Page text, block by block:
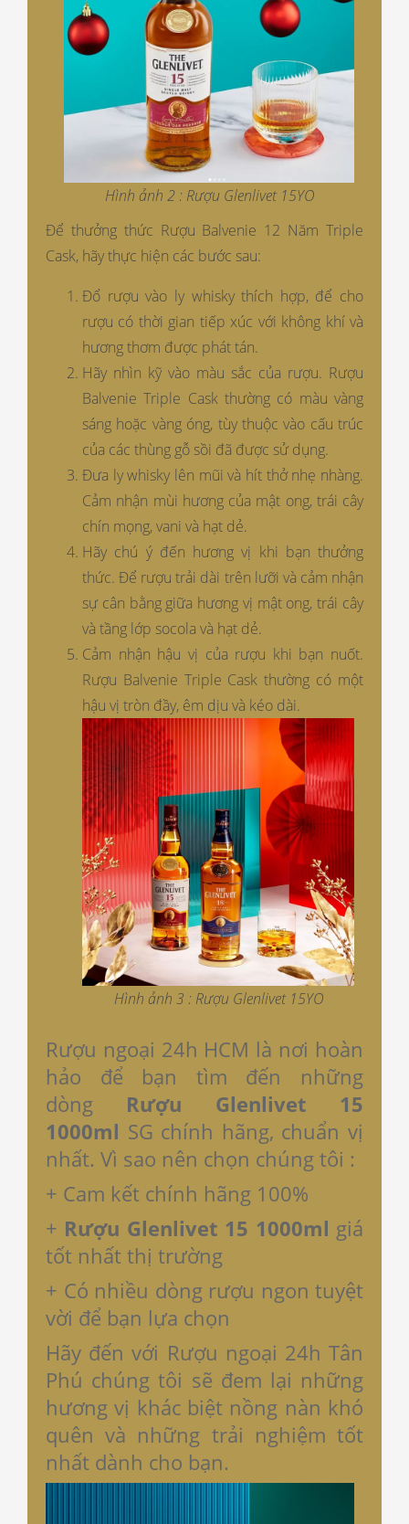
Hình ảnh 2 : Rượu Glenlivet 15YO
Để thưởng thức Rượu Balvenie 12 Năm Triple
Cask, hãy thực hiện các bước sau:
Đổ rượu vào ly whisky thích hợp, để cho
rượu có thời gian tiếp xúc với không khí và
hương thơm được phát tán.
Hãy nhìn kỹ vào màu sắc của rượu. Rượu
Balvenie Triple Cask thường có màu vàng
sáng hoặc vàng óng, tùy thuộc vào cấu trúc
của các thùng gỗ sồi đã được sử dụng.
Đưa ly whisky lên mũi và hít thở nhẹ nhàng.
Cảm nhận mùi hương của mật ong, trái cây
chín mọng, vani và hạt dẻ.
Hãy chú ý đến hương vị khi bạn thưởng
thức. Để rượu trải dài trên lưỡi và cảm nhận
sự cân bằng giữa hương vị mật ong, trái cây
và tầng lớp socola và hạt dẻ.
Cảm nhận hậu vị của rượu khi bạn nuốt.
Rượu Balvenie Triple Cask thường có một
hậu vị tròn đầy, êm dịu và kéo dài.
Hình ảnh 3 : Rượu Glenlivet 15YO
Rượu ngoại 24h HCM là nơi hoàn
hảo để bạn tìm đến những
dòng Rượu Glenlivet 15
1000ml SG chính hãng, chuẩn vị
nhất. Vì sao nên chọn chúng tôi :
+ Cam kết chính hãng 100%
+ Rượu Glenlivet 15 1000ml giá
tốt nhất thị trường
+ Có nhiều dòng rượu ngon tuyệt
vời để bạn lựa chọn
Hãy đến với Rượu ngoại 24h Tân
Phú chúng tôi sẽ đem lại những
hương vị khác biệt nồng nàn khó
quên và những trải nghiệm tốt
nhất dành cho bạn.